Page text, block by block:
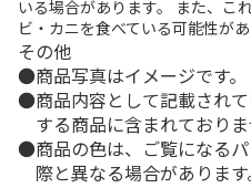
いる場合があります。 また、こ
ビ・カニを食べている可能性があ
その他
商品写真はイメージです。
商品内容として記載され
する商品に含まれておりま
商品の色は、ご覧になる
際と異なる場合があります